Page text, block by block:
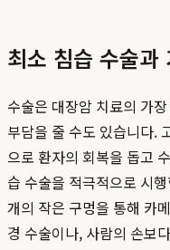
최소 침습 수술과
수술은 대장암 치료의 가
부담을 줄 수도 있습니다.
으로 환자의 회복을 돕고
습 수술을 적극적으로 시
개의 작은 구멍을 통해 카
경 수술이나, 사람의 손보